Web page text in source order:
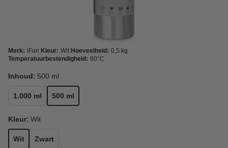
Merk: iFun Kleur: Wit Hoeveelheid: 0,5 kg
Temperatuurbestendigheid: 80°C
Inhoud: 500 ml
1.000 ml 500 ml
Kleur: Wit
Wit Zwart